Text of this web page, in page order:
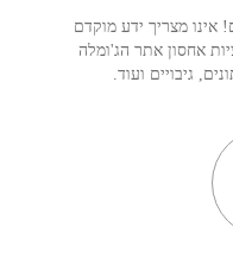
אינו מצריך ידע מוקדם
אחסון אתר הג'ומלה
גיבויים ועוד.